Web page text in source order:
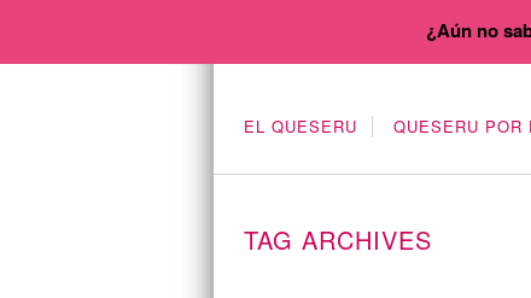
EL QUESERU QUESERU POR
TAG ARCHIVES
¿Aún no